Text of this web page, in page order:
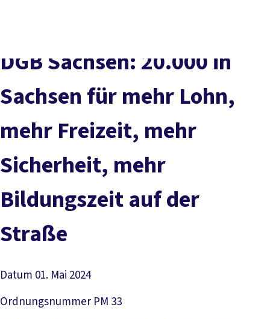
Service
Mitmachen
DGB Sachsen: 20.000 in
Sachsen für mehr Lohn,
mehr Freizeit, mehr
Sicherheit, mehr
Bildungszeit auf der
Straße
Datum 01. Mai 2024
Ordnungsnummer PM 33